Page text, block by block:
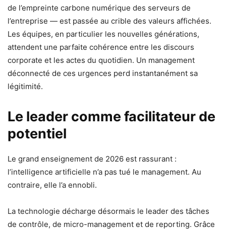
de l’empreinte carbone numérique des serveurs de
l’entreprise — est passée au crible des valeurs affichées.
Les équipes, en particulier les nouvelles générations,
attendent une parfaite cohérence entre les discours
corporate et les actes du quotidien. Un management
déconnecté de ces urgences perd instantanément sa
légitimité.
Le leader comme facilitateur de
potentiel
Le grand enseignement de 2026 est rassurant :
l’intelligence artificielle n’a pas tué le management. Au
contraire, elle l’a ennobli.
La technologie décharge désormais le leader des tâches
de contrôle, de micro-management et de reporting. Grâce